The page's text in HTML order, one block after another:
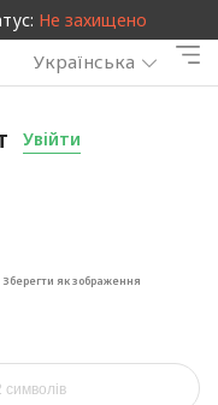
Не захищено
Українська
Увійти
Зберегти як зображення